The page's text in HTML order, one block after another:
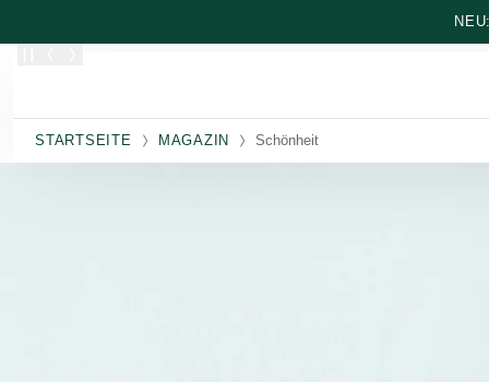
STARTSEITE MAGAZIN Schönheit